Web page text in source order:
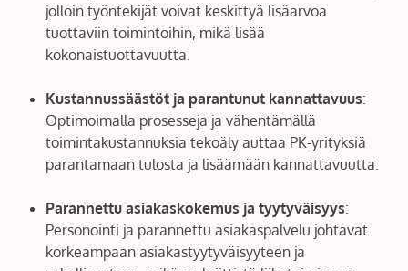
jolloin työntekijät voivat keskittyä lisäarvoa
tuottaviin toimintoihin, mikä lisää
kokonaistuottavuutta.
Kustannussäästöt ja parantunut kannattavuus:
Optimoimalla prosesseja ja vähentämällä
toimintakustannuksia tekoäly auttaa PK-yrityksiä
parantamaan tulosta ja lisäämään kannattavuutta.
Parannettu asiakaskokemus ja tyytyväisyys:
Personointi ja parannettu asiakaspalvelu johtavat
korkeampaan asiakastyytyväisyyteen ja